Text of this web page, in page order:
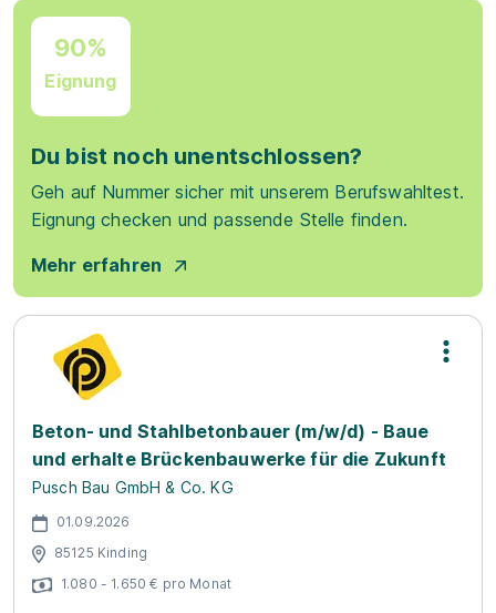
90%
Eignung
Du bist noch unentschlossen?
Geh auf Nummer sicher mit unserem Berufswahltest.
Eignung checken und passende Stelle finden.
Mehr erfahren
Beton- und Stahlbetonbauer (m/w/d) - Baue
und erhalte Brückenbauwerke für die Zukunft
Pusch Bau GmbH & Co. KG
01.09.2026
85125 Kinding
1.080 - 1.650 € pro Monat